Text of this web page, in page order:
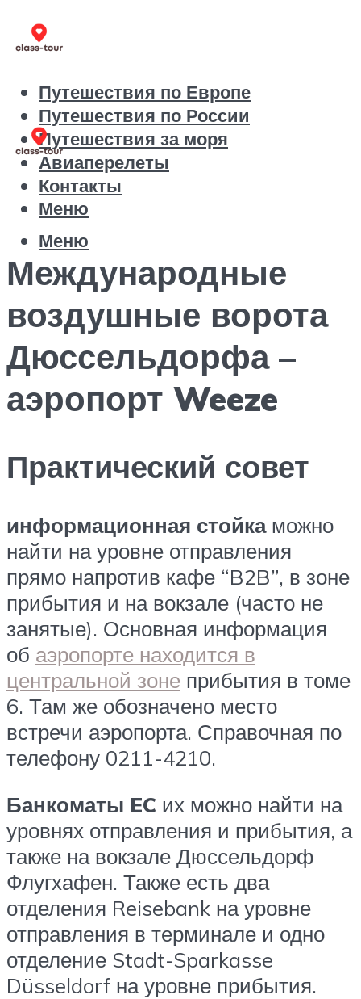
Путешествия по Европе
Путешествия по России
Путешествия за моря
Авиаперелеты
Контакты
Меню
Меню
Международные
воздушные ворота
Дюссельдорфа –
аэропорт Weeze
Практический совет
информационная стойкаможно
найти на уровне отправления
прямо напротив кафе “B2B”, в зоне
прибытия и на вокзале (часто не
занятые). Основная информация
об аэропорте находится в
центральной зоне прибытия в томе
6. Там же обозначено место
встречи аэропорта. Справочная по
телефону 0211-4210.
Банкоматы EC их можно найти на
уровнях отправления и прибытия, а
также на вокзале Дюссельдорф
Флугхафен. Также есть два
отделения Reisebank на уровне
отправления в терминале и одно
отделение Stadt-Sparkasse
Düsseldorf на уровне прибытия.